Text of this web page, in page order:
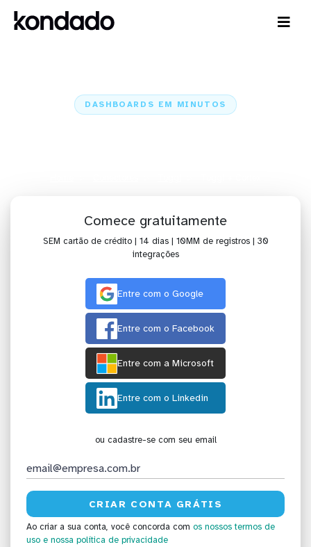
DASHBOARDS EM MINUTOS
Comece gratuitamente
SEM cartão de crédito | 14 dias | 10MM de registros | 30
integrações
Entre com o Google
Entre com o Facebook
Entre com a Microsoft
Entre com o Linkedin
ou cadastre-se com seu email
Ao criar a sua conta, você concorda com os nossos termos de
uso e nossa política de privacidade